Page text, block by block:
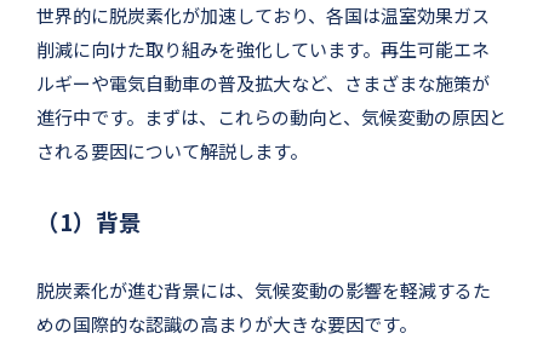
世界的に脱炭素化が加速しており、各国は温室効果ガス
削減に向けた取り組みを強化しています。再生可能エネ
ルギーや電気自動車の普及拡大など、さまざまな施策が
進行中です。まずは、これらの動向と、気候変動の原因と
される要因について解説します。
（1）背景
脱炭素化が進む背景には、気候変動の影響を軽減するた
めの国際的な認識の高まりが大きな要因です。